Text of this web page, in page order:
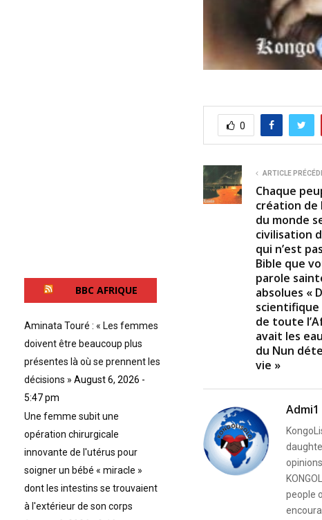
0
ARTICLE
Chaque
création de
du monde
civilisation
qui n’est
Bible que
parole
absolues «
scientifique
de toute
avait les
du Nun
vie »
Admi1
people
BBC AFRIQUE
Aminata Touré : « Les femmes
doivent être beaucoup plus
présentes là où se prennent les
décisions » August 6, 2026 -
5:47 pm
Une femme subit une
opération chirurgicale
innovante de l'utérus pour
soigner un bébé « miracle »
dont les intestins se trouvaient
à l'extérieur de son corps